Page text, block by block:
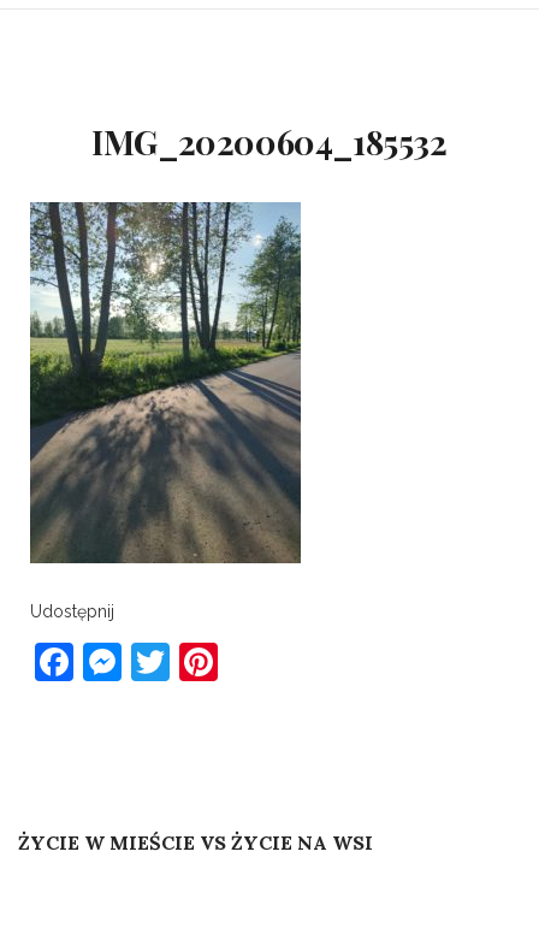
IMG_20200604_185532
Udostępnij
Facebook
Messenger
Twitter
Post
ŻYCIE W MIEŚCIE VS ŻYCIE NA WSI